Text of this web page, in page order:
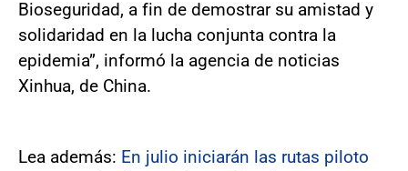
Bioseguridad, a fin de demostrar su amistad y
solidaridad en la lucha conjunta contra la
epidemia”, informó la agencia de noticias
Xinhua, de China.
Lea además: En julio iniciarán las rutas piloto